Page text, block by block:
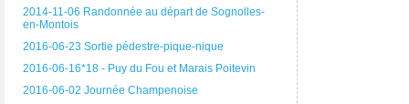
2014-11-06 Randonnée au départ de Sognolles-
en-Montois
2016-06-23 Sortie pédestre-pique-nique
2016-06-16*18 - Puy du Fou et Marais Poitevin
2016-06-02 Journée Champenoise